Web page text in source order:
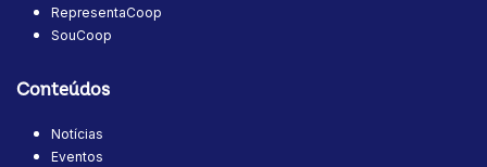
RepresentaCoop
SouCoop
Conteúdos
Notícias
Eventos